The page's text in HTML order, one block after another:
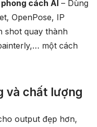
cách AI – Dùng
OpenPose, IP
shot quay thành
một cách
và chất lượng
output đẹp hơn,